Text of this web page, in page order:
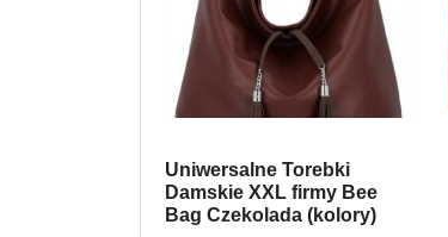
Uniwersalne Torebki
Damskie XXL firmy Bee
Bag Czekolada (kolory)